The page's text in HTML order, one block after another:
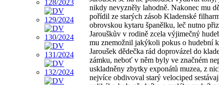
nikdy nevyzněly lahodně. Nakonec mu
pořídil ze starých zásob Kladenské
obrovskou kytaru španělku, leč nutno
Jarouškův v rodině zcela výjimečný
mu znemožnil jakýkoli pokus o hudební
Jaroušek dědečka rád doprovázel do
zámku, neboť v něm byly ve značném
uskladněny zbytky exponátů muzea, z
nejvíce obdivoval starý velociped